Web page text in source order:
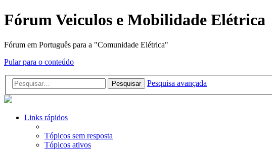
Fórum Veiculos e Mobilidade Elétrica
Fórum em Português para a "Comunidade Elétrica"
Pular para o conteúdo
Pesquisar Pesquisa avançada
Links rápidos
Tópicos sem resposta
Tópicos ativos